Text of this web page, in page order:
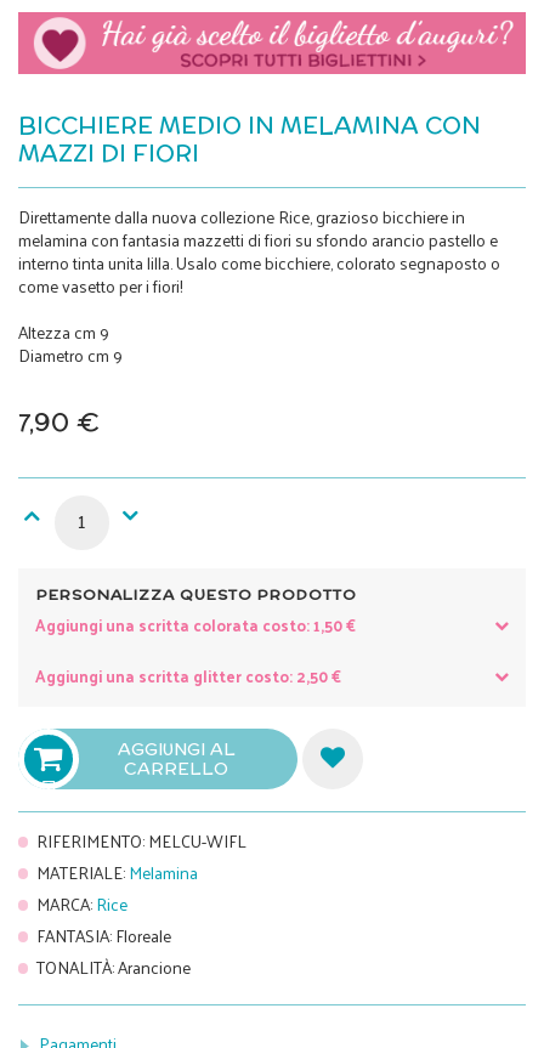
BICCHIERE MEDIO IN MELAMINA CON
MAZZI DI FIORI
Direttamente dalla nuova collezione Rice, grazioso bicchiere in
melamina con fantasia mazzetti di fiori su sfondo arancio pastello e
interno tinta unita lilla. Usalo come bicchiere, colorato segnaposto o
come vasetto per i fiori!
Altezza cm 9
Diametro cm 9
7,90 €
PERSONALIZZA QUESTO PRODOTTO
Aggiungi una scritta colorata costo: 1,50 €
Aggiungi una scritta glitter costo: 2,50 €

AGGIUNGI AL
CARRELLO
RIFERIMENTO:MELCU-WIFL
MATERIALE:Melamina
MARCA:Rice
FANTASIA:Floreale
TONALITÀ:Arancione